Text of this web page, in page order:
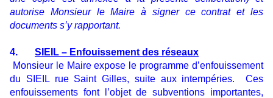
autorise Monsieur le Maire à signer ce contrat et les
documents s’y rapportant.
4. SIEIL – Enfouissement des réseaux
Monsieur le Maire expose le programme d’enfouissement
du SIEIL rue Saint Gilles, suite aux intempéries. Ces
enfouissements font l’objet de subventions importantes,